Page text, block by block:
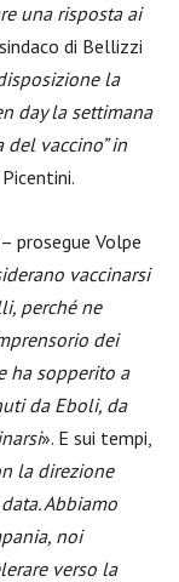
una risposta ai
di Bellizzi
la
day la settimana
del vaccino” in
prosegue Volpe
vaccinarsi
perché ne
dei
ha sopperito a
da Eboli, da
». E sui tempi,
la direzione
Abbiamo
noi
verso la